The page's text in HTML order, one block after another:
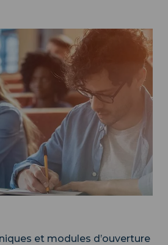
et modules d’ouverture : le plus de
et modules d’ouverture